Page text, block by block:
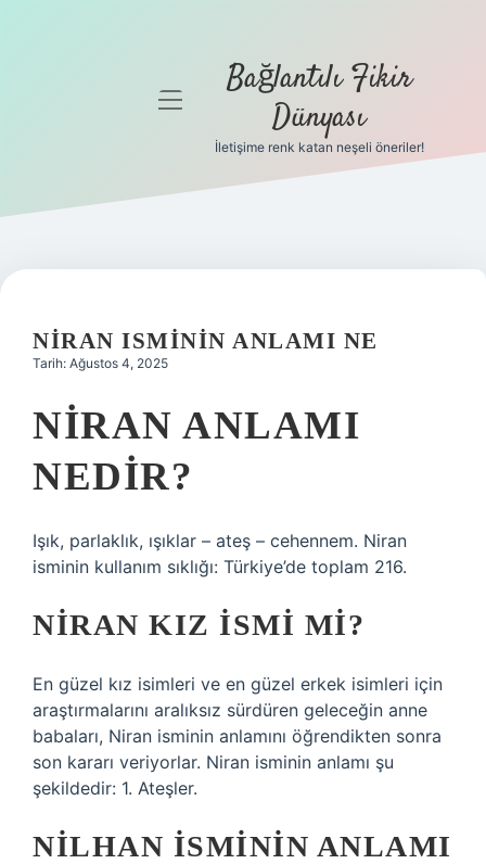
Gizlilik
Hakkımızda
menüyü
Bağlantılı Fikir
Dünyası
İletişime renk katan neşeli öneriler!
NIRAN ISMININ ANLAMI NE
Tarih: Ağustos 4, 2025
NIRAN ANLAMI
NEDIR?
Işık, parlaklık, ışıklar – ateş – cehennem. Niran
isminin kullanım sıklığı: Türkiye’de toplam 216.
NIRAN KIZ ISMI MI?
En güzel kız isimleri ve en güzel erkek isimleri için
araştırmalarını aralıksız sürdüren geleceğin anne
babaları, Niran isminin anlamını öğrendikten sonra
son kararı veriyorlar. Niran isminin anlamı şu
şekildedir: 1. Ateşler.
NILHAN ISMININ ANLAMI